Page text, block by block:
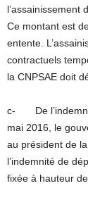
l’assainissement
Ce montant est
entente.
contractuels
la CNPSAE doit
c- De
mai 2016, le
au président de
l’indemnité de
fixée à hauteur